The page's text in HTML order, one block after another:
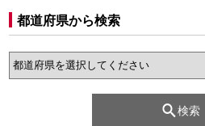
都道府県から検索
検索